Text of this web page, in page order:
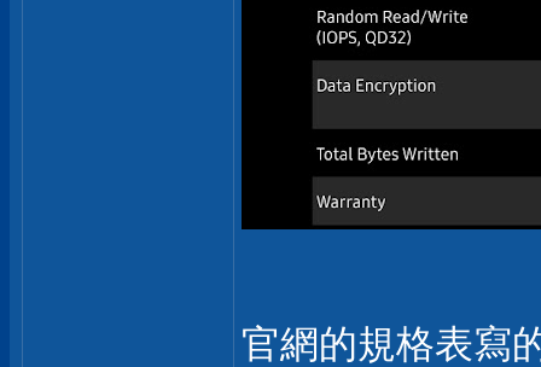
官網的規格表寫